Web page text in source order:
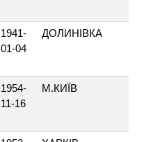
1941-
01-04
ДОЛИНІВКА
1954-
11-16
М.КИЇВ